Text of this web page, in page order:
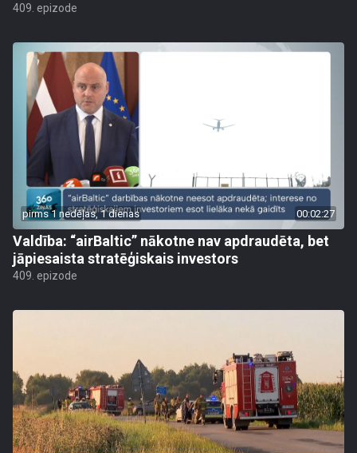
409. epizode
pirms 1 nedēļas, 1 dienas 00:02:27
Valdība: “airBaltic” nākotne nav apdraudēta, bet
jāpiesaista stratēģiskais investors
409. epizode